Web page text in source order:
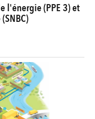
l'énergie (PPE 3) et